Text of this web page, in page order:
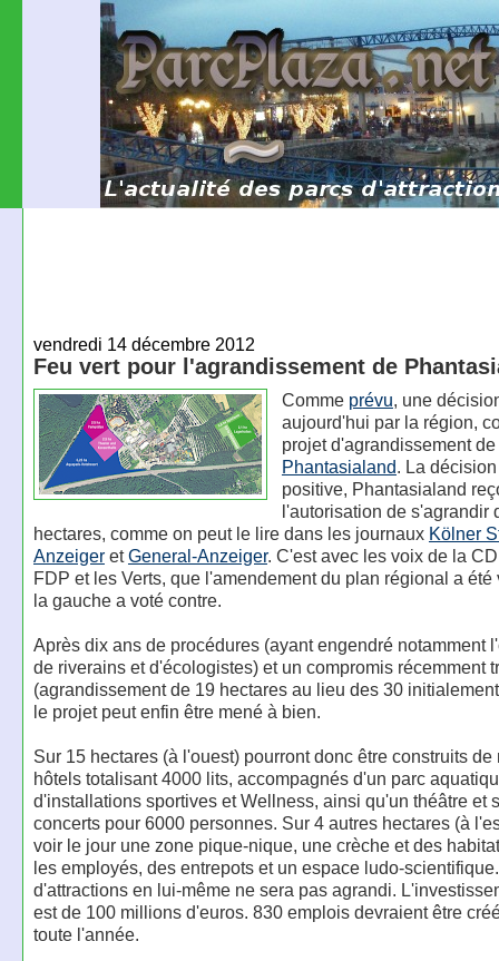
vendredi 14 décembre 2012
Feu vert pour l'agrandissement de
Comme prévu, une
aujourd'hui par la région,
projet d'agrandissement de
Phantasialand. La
positive, Phantasialand
l'autorisation de s'agrandir
hectares, comme on peut le lire dans les journaux Kölner
AnzeigeretGeneral-Anzeiger. C'est avec les voix de la
FDP et les Verts, que l'amendement du plan régional a été
la gauche a voté contre.
Après dix ans de procédures (ayant engendré notamment
de riverains et d'écologistes) et un compromis récemment
(agrandissement de 19 hectares au lieu des 30
le projet peut enfin être mené à bien.
Sur 15 hectares (à l'ouest) pourront donc être construits de
hôtels totalisant 4000 lits, accompagnés d'un parc
d'installations sportives et Wellness, ainsi qu'un théâtre et
concerts pour 6000 personnes. Sur 4 autres hectares (à
voir le jour une zone pique-nique, une crèche et des
les employés, des entrepots et un espace ludo-
d'attractions en lui-même ne sera pas agrandi.
est de 100 millions d'euros. 830 emplois devraient être
toute l'année.